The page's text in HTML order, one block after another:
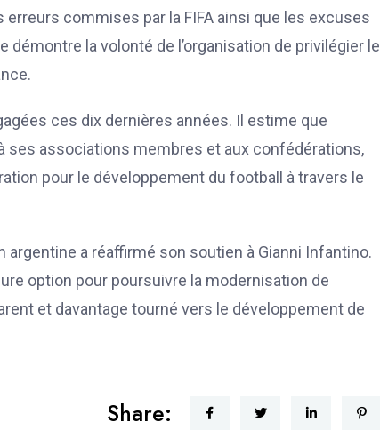
erreurs commises par la FIFA ainsi que les excuses
la volonté de l’organisation de privilégier le
ces dix dernières années. Il estime que
à ses associations membres et aux confédérations,
pour le développement du football à travers le
argentine a réaffirmé son soutien à Gianni Infantino.
option pour poursuivre la modernisation de
et davantage tourné vers le développement de
Share: